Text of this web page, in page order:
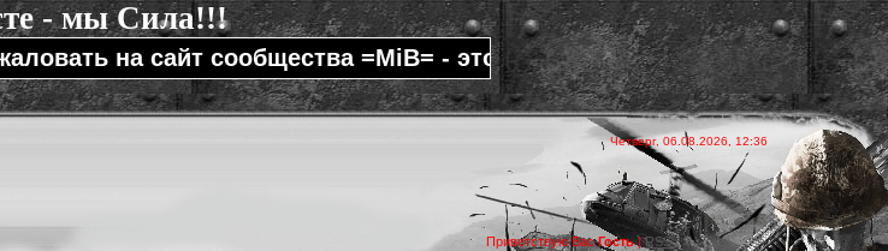
- мы Сила!!!
на сайт сообщества =MiB= - это один из самых известных,
Четверг, 06.08.2026, 12:36
Приветствую Вас Гость|RSS